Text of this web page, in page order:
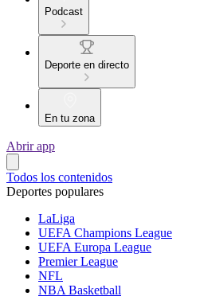
Podcast
Deporte en directo
En tu zona
Abrir app
Todos los contenidos
Deportes populares
LaLiga
UEFA Champions League
UEFA Europa League
Premier League
NFL
NBA Basketball